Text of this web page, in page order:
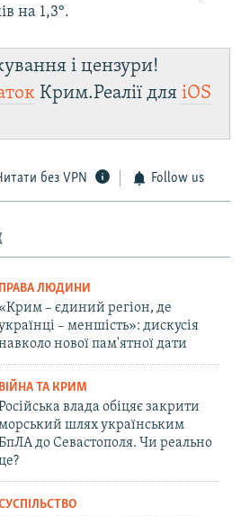
на 1,3°.
і цензури!
Крим.Реалії для iOS
без VPN Follow us
ПРАВА ЛЮДИНИ
«Крим – єдиний регіон, де
– меншість»: дискусія
нової пам'ятної дати
ВІЙНА ТА КРИМ
влада обіцяє закрити
шлях українським
до Севастополя. Чи реально